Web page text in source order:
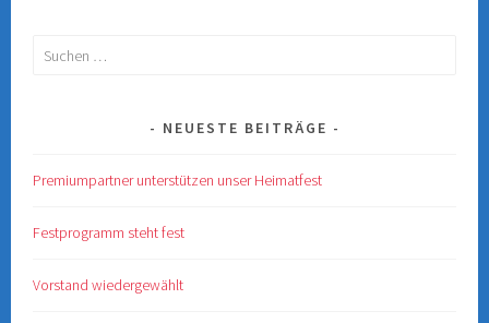
Suchen
NEUESTE BEITRÄGE
Premiumpartner unterstützen unser Heimatfest
Festprogramm steht fest
Vorstand wiedergewählt